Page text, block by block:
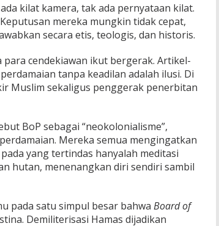
kilat kamera, tak ada pernyataan kilat.
mereka mungkin tidak cepat,
secara etis, teologis, dan historis.
cendekiawan ikut bergerak. Artikel-
tanpa keadilan adalah ilusi. Di
Muslim sekaligus penggerak penerbitan
BoP sebagai “neokolonialisme”,
Mereka semua mengingatkan
yang tertindas hanyalah meditasi
hutan, menenangkan diri sendiri sambil
pada satu simpul besar bahwa Board of
Demiliterisasi Hamas dijadikan